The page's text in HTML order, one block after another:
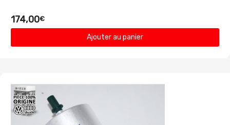
174,00€
Ajouter au panier